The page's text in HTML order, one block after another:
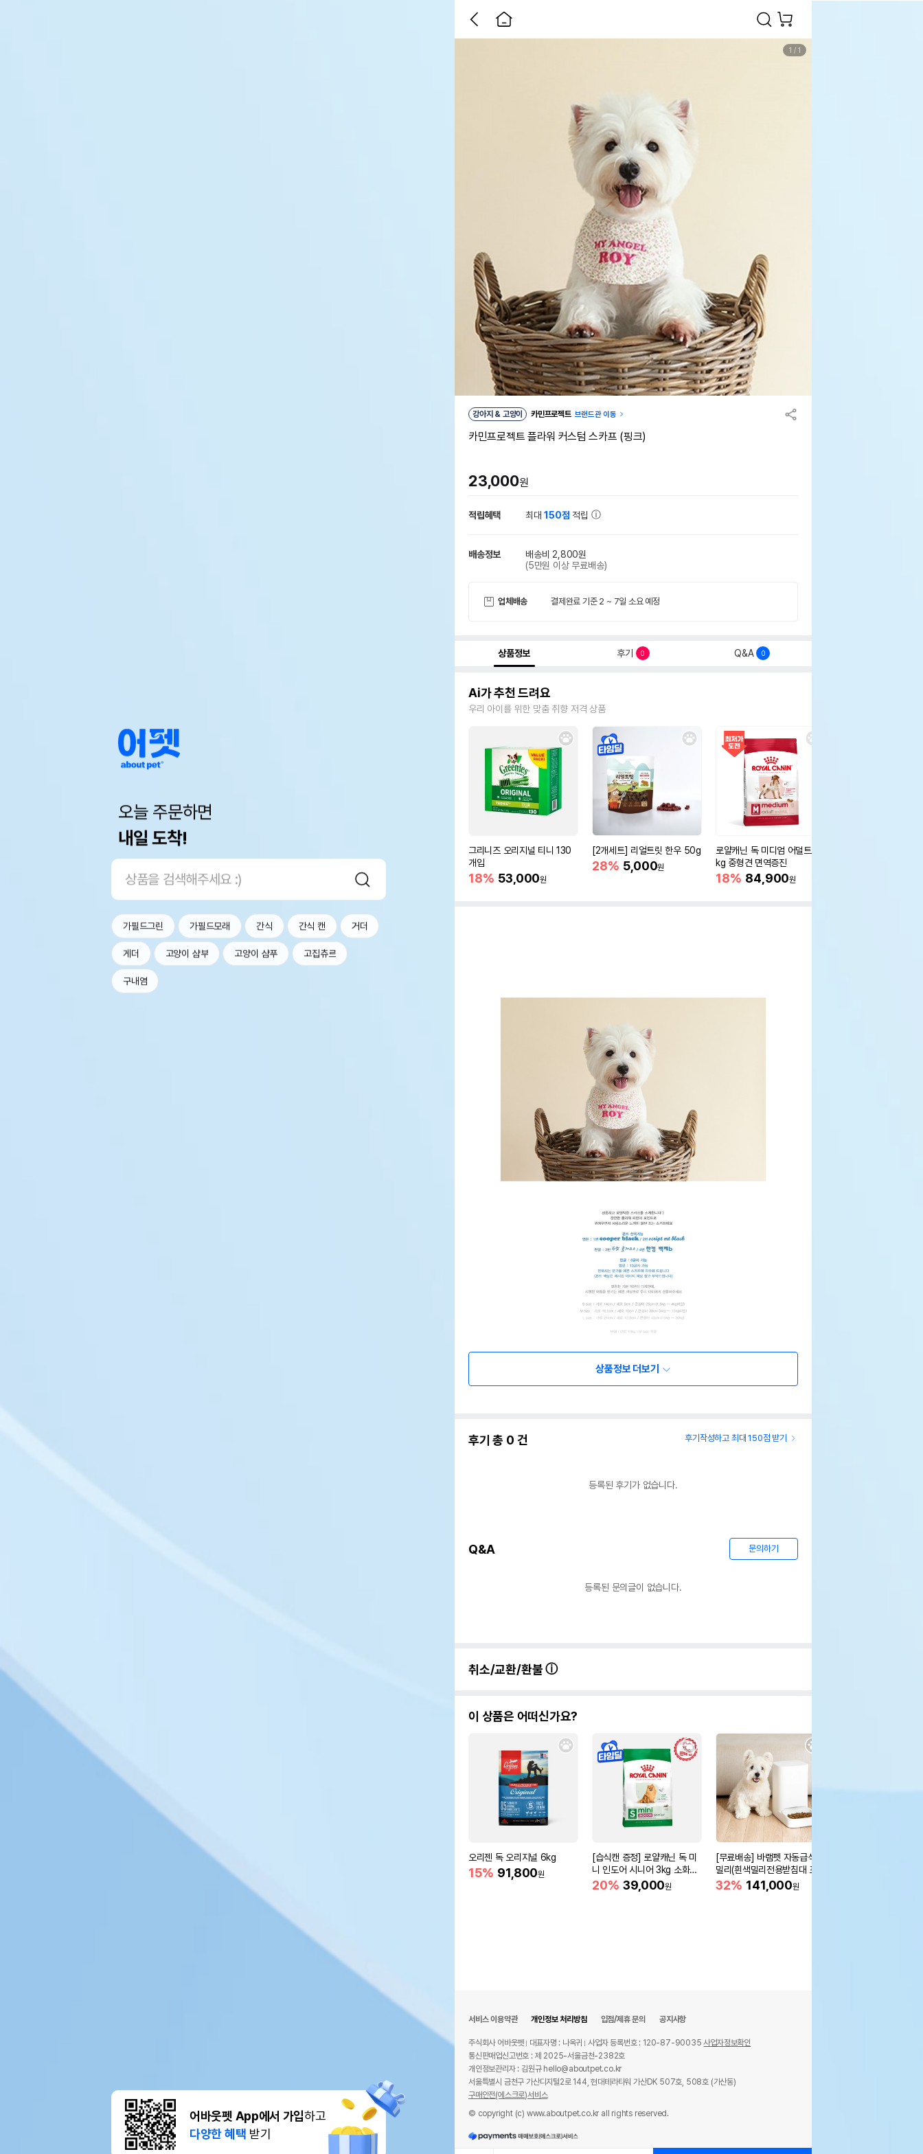
오늘 주문하면
내일 도착!
가필드그린 가필드모래 간식 간식 캔 거더
게더 고양이 샴부 고양이 샴푸 고집츄르
구내염
어바웃펫 App에서 가입하고
다양한 혜택 받기
1 / 1
강아지 & 고양이 카민프로젝트 브랜드관 이동
카민프로젝트 플라워 커스텀 스카프 (핑크)
23,000원
적립혜택 최대150점 적립
배송정보
배송비 2,800원
(5만원 이상 무료배송)
업체배송 결제완료 기준 2 ~ 7일 소요 예정
상품정보 후기 0 Q&A 0
Ai가 추천 드려요
우리 아이를 위한 맞춤 취향 저격 상품
그리니즈 오리지널 티니 130
개입
18% 53,000원
[2개세트] 리얼트릿 한우 50g
28% 5,000원
로얄캐닌 독 미디엄 어덜트 10
kg 중형견 면역증진
18% 84,900원
상품정보 더보기
후기 총 0 건 후기작성하고 최대 150점 받기
등록된 후기가 없습니다.
Q&A 문의하기
등록된 문의글이 없습니다.
취소/교환/환불
이 상품은 어떠신가요?
오리젠 독 오리지널 6kg
15% 91,800원
[습식캔 증정] 로얄캐닌 독 미
니 인도어 시니어 3kg 소화도
움
20% 39,000원
[무료배송] 바램펫 자동급식기
밀리(흰색밀리전용받침대 포
함)
32% 141,000원
서비스 이용약관 개인정보 처리방침 입점/제휴 문의 공지사항
주식회사 어바웃펫 대표자명 : 나옥귀 사업자 등록번호 : 120-87-90035사업자정보확인
통신판매업신고번호 : 제 2025-서울금천-2382호
개인정보관리자 : 김원규 hello@aboutpet.co.kr
서울특별시 금천구 가산디지털2로 144, 현대테라타워 가산DK 507호, 508호 (가산동)
구매안전(에스크로)서비스
© copyright (c) www.aboutpet.co.kr all rights reserved.